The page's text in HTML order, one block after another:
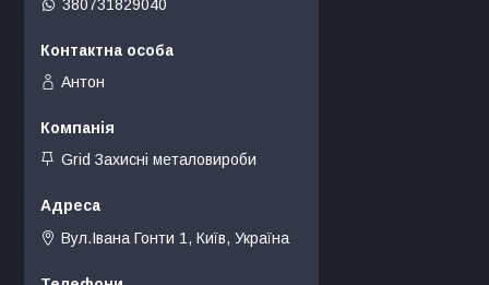
380731829040
Антон
Grid Захисні металовироби
Вул.Івана Гонти 1, Київ, Україна